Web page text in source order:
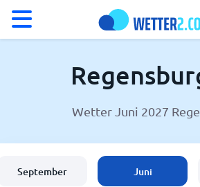
Wetter in RegensburgWetter Juni 2027
September Juni